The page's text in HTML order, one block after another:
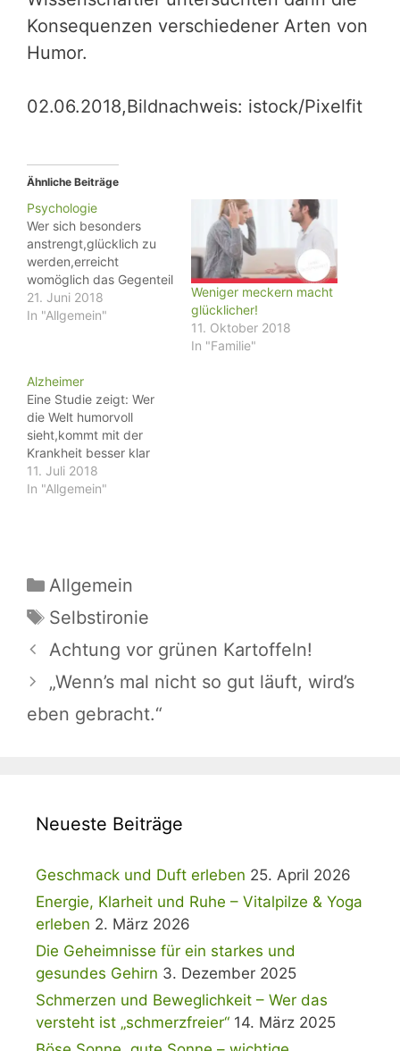
Konsequenzen verschiedener Arten von
Humor.
02.06.2018,Bildnachweis: istock/Pixelfit
Ähnliche Beiträge
Psychologie
Wer sich besonders
anstrengt,glücklich zu
werden,erreicht
womöglich das Gegenteil
21. Juni 2018
In "Allgemein"
Weniger meckern macht
glücklicher!
11. Oktober 2018
In "Familie"
Alzheimer
Eine Studie zeigt: Wer
die Welt humorvoll
sieht,kommt mit der
Krankheit besser klar
11. Juli 2018
In "Allgemein"
Kategorien
Allgemein
Schlagwörter
Selbstironie
Achtung vor grünen Kartoffeln!
„Wenn’s mal nicht so gut läuft, wird’s
eben gebracht.“
Neueste Beiträge
Geschmack und Duft erleben 25. April 2026
Energie, Klarheit und Ruhe – Vitalpilze & Yoga
erleben 2. März 2026
Die Geheimnisse für ein starkes und
gesundes Gehirn 3. Dezember 2025
Schmerzen und Beweglichkeit – Wer das
versteht ist „schmerzfreier“ 14. März 2025